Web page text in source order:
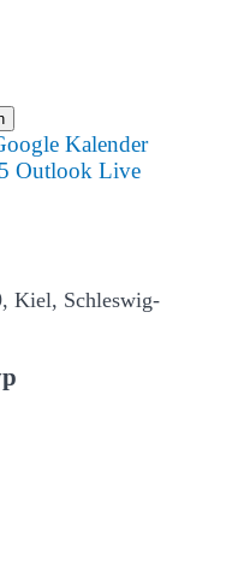
Kalender
Outlook Live
Kiel, Schleswig-